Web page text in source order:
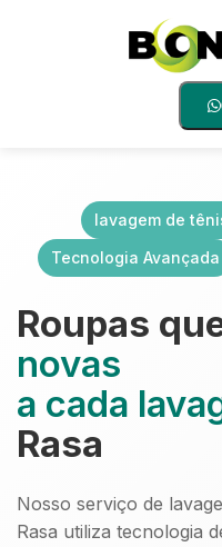
lavagem de
Tecnologia Avançada
Roupas
novas
a cada
Rasa
Nosso serviço de
Rasa utiliza tecnologia